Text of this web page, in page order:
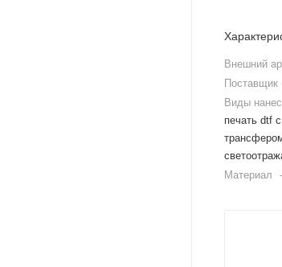
Внешний
Поставщик
Виды
печать dtf
Материал